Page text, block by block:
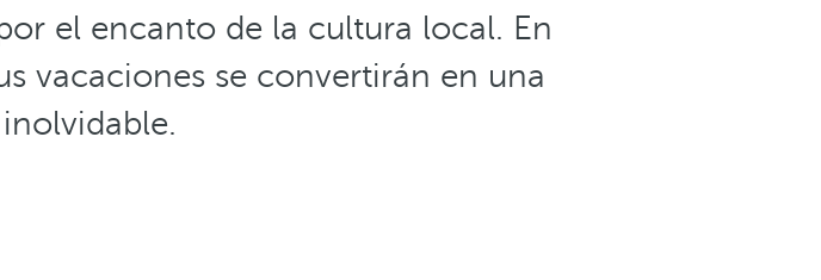
el encanto de la cultura local. En
vacaciones se convertirán en una